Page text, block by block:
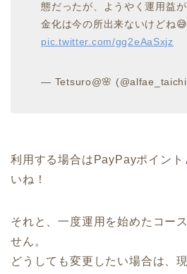
態だったが、ようやく運用益
金化は今の所出来ないけどね😅
pic.twitter.com/gg2eAaSxjz
— Tetsuro@🌸
利用する場合はPayPayポイント
いね！
それと、一度運用を始めたコー
せん。
どうしても変更したい場合は、